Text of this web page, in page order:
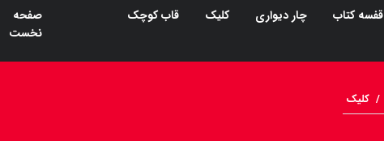
قفسه کتاب چار دیواری کلیک
قاب کوچک
صفحه
نخست
/ کلیک